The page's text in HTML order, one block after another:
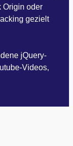
Origin oder
gezielt
jQuery-
Videos,